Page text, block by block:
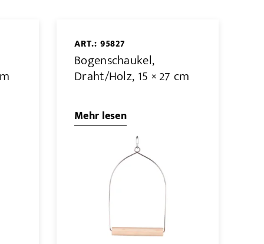
ART.: 95827
Bogenschaukel,
Draht/Holz, 15 × 27 cm
Mehr lesen